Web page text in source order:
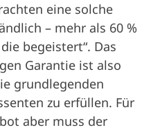
eine solche
– mehr als 60 %
begeistert“. Das
Garantie ist also
grundlegenden
zu erfüllen. Für
aber muss der